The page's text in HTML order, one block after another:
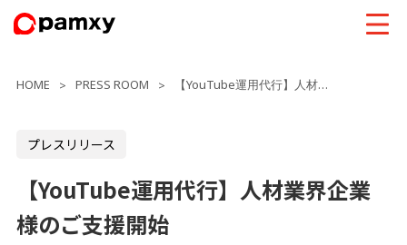
HOME > PRESS ROOM > 【YouTube運用代行】人材業界企業様のご支援開始
プレスリリース
【YouTube運用代行】人材業界企業
様のご支援開始